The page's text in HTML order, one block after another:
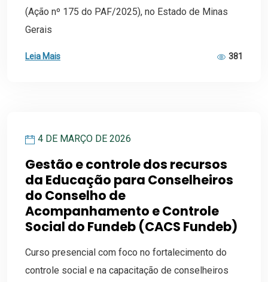
(Ação nº 175 do PAF/2025), no Estado de Minas
Gerais
Leia Mais 381
4 DE MARÇO DE 2026
Gestão e controle dos recursos
da Educação para Conselheiros
do Conselho de
Acompanhamento e Controle
Social do Fundeb (CACS Fundeb)
Curso presencial com foco no fortalecimento do
controle social e na capacitação de conselheiros